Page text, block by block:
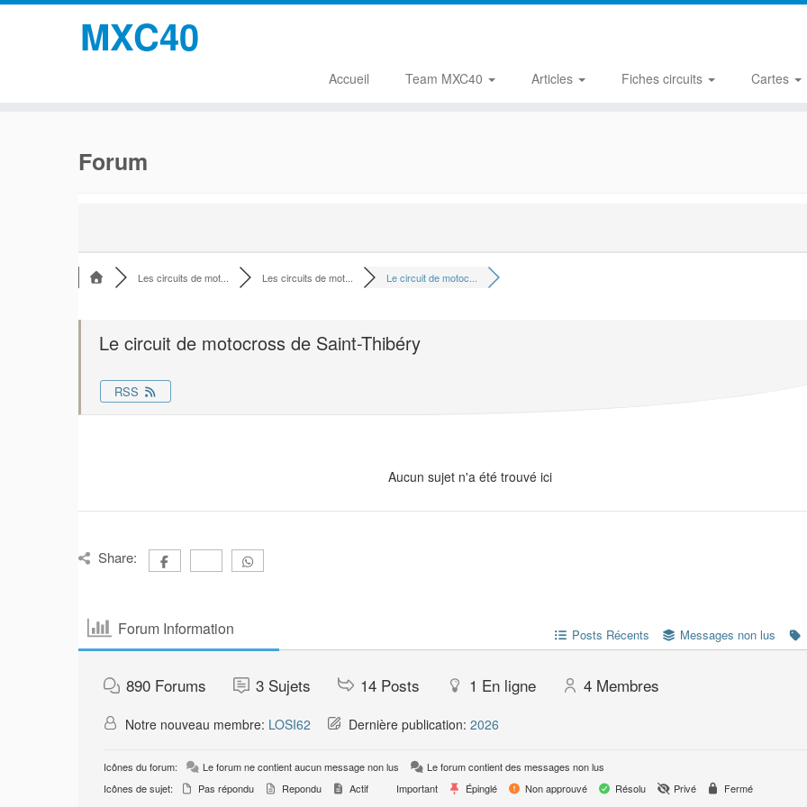
MXC40
Accueil Team MXC40 Articles Fiches circuits Cartes
Forum
Les circuits de mot... Les circuits de mot... Le circuit de motoc...
Le circuit de motocross de Saint-Thibéry
RSS
Aucun sujet n'a été trouvé ici
Share:
Forum Information Posts Récents Messages non lus
890 Forums 3 Sujets 14 Posts 1 En ligne 4 Membres
Notre nouveau membre: LOSI62 Dernière publication: 2026
Icônes du forum: Le forum ne contient aucun message non lus
Le forum contient des messages non lus
Icônes de sujet:
Pas répondu Repondu Actif Important Épinglé Non approuvé Résolu Privé Fermé